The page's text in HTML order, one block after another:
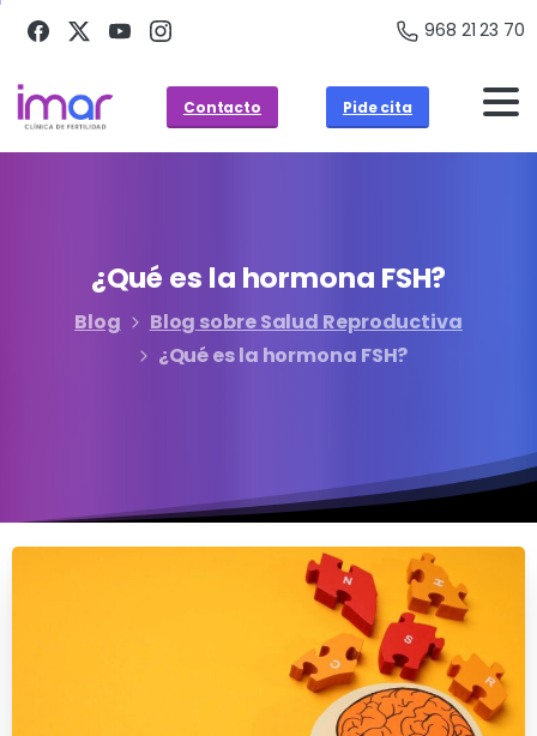
968 21 23 70
Contacto Pide cita
¿Qué es la hormona FSH?
Blog
Blog sobre Salud Reproductiva
¿Qué es la hormona FSH?